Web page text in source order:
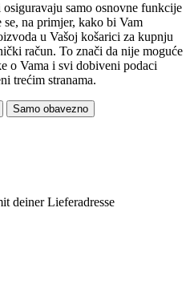
samo osnovne funkcije
se, na primjer, kako bi Vam
u Vašoj košarici za kupnju
račun. To znači da nije moguće
o Vama i svi dobiveni podaci
trećim stranama.
Samo obavezno
deiner Lieferadresse